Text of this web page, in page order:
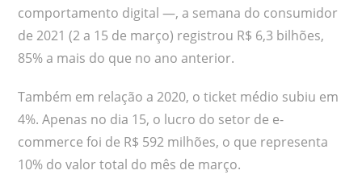
comportamento digital —, a semana do consumidor
de 2021 (2 a 15 de março) registrou R$ 6,3 bilhões,
85% a mais do que no ano anterior.
Também em relação a 2020, o ticket médio subiu em
4%. Apenas no dia 15, o lucro do setor de e-
commerce foi de R$ 592 milhões, o que representa
10% do valor total do mês de março.